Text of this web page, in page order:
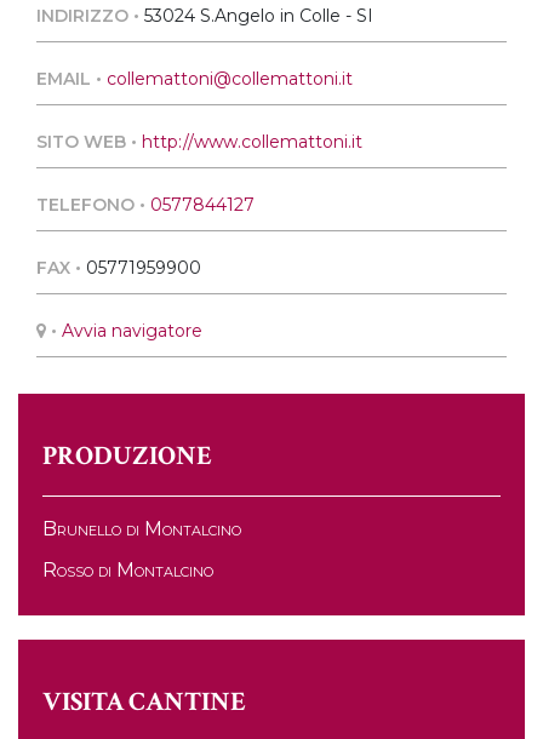
PRODUZIONE
Brunello di Montalcino
Rosso di Montalcino
VISITA CANTINE
INDIRIZZO • 53024 S.Angelo in Colle - SI
EMAIL • collemattoni@collemattoni.it
SITO WEB • http://www.collemattoni.it
TELEFONO • 0577844127
FAX • 05771959900
• Avvia navigatore